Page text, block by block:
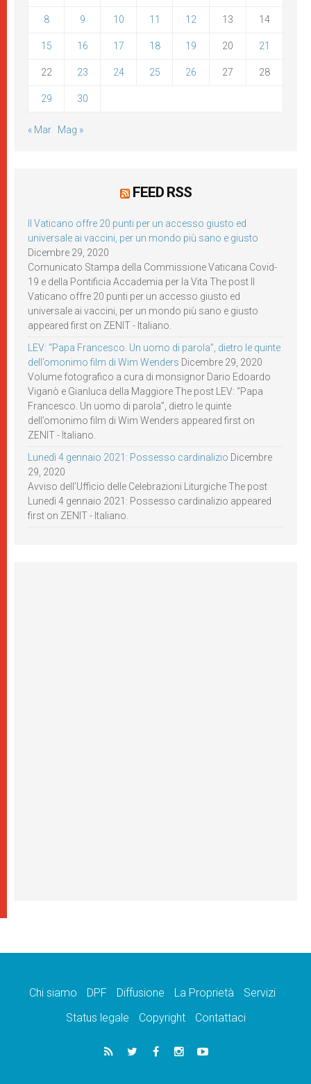
8 9 10 11 12 13 14
15 16 17 18 19 20 21
22 23 24 25 26 27 28
29 30
« Mar Mag »
FEED RSS
Il Vaticano offre 20 punti per un accesso giusto ed
universale ai vaccini, per un mondo più sano e giusto
Dicembre 29, 2020
Comunicato Stampa della Commissione Vaticana Covid-
19 e della Pontificia Accademia per la Vita The post Il
Vaticano offre 20 punti per un accesso giusto ed
universale ai vaccini, per un mondo più sano e giusto
appeared first on ZENIT - Italiano.
LEV: “Papa Francesco. Un uomo di parola”, dietro le quinte
dell’omonimo film di Wim Wenders Dicembre 29, 2020
Volume fotografico a cura di monsignor Dario Edoardo
Viganò e Gianluca della Maggiore The post LEV: “Papa
Francesco. Un uomo di parola”, dietro le quinte
dell’omonimo film di Wim Wenders appeared first on
ZENIT - Italiano.
Lunedì 4 gennaio 2021: Possesso cardinalizio Dicembre
29, 2020
Avviso dell’Ufficio delle Celebrazioni Liturgiche The post
Lunedì 4 gennaio 2021: Possesso cardinalizio appeared
first on ZENIT - Italiano.
Chi siamo DPF Diffusione La Proprietà
Servizi
Status legale
Copyright Contattaci